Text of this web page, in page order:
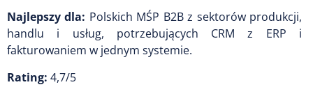
Najlepszy dla: Polskich MŚP B2B z sektorów produkcji,
handlu i usług, potrzebujących CRM z ERP i
fakturowaniem w jednym systemie.
Rating: 4,7/5